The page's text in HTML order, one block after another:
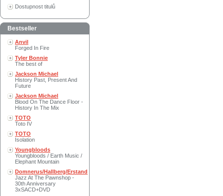
Dostupnost titulů
Bestseller
Anvil
Forged In Fire
Tyler Bonnie
The best of
Jackson Michael
History Past, Present And
Future
Jackson Michael
Blood On The Dance Floor -
History In The Mix
TOTO
Toto IV
TOTO
Isolation
Youngbloods
Youngbloods / Earth Music /
Elephant Mountain
Domnerus/Hallberg/Erstand
Jazz At The Pawnshop -
30th Anniversary
3xSACD+DVD